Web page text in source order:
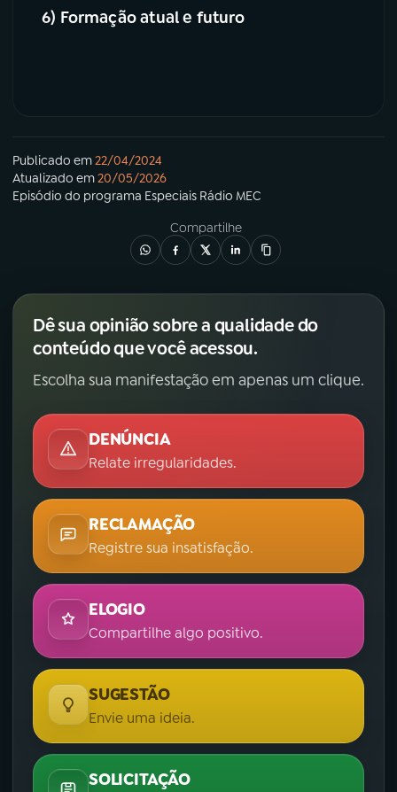
6) Formação atual e futuro
Publicado em22/04/2024
Atualizado em20/05/2026
Episódio do programa Especiais Rádio MEC
Compartilhe
Dê sua opinião sobre a qualidade do
conteúdo que você acessou.
Escolha sua manifestação em apenas um clique.
DENÚNCIA
Relate irregularidades.
RECLAMAÇÃO
Registre sua insatisfação.
ELOGIO
Compartilhe algo positivo.
SUGESTÃO
Envie uma ideia.
SOLICITAÇÃO